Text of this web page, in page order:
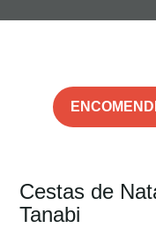
Cestas de
Tanabi